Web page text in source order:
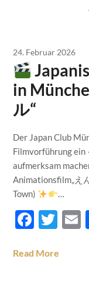
24. Februar 2026
in
ル“
Der Japan Club
Filmvorführung ein
aufmerksam
Animationsfilm„え
Town)
…
Read More